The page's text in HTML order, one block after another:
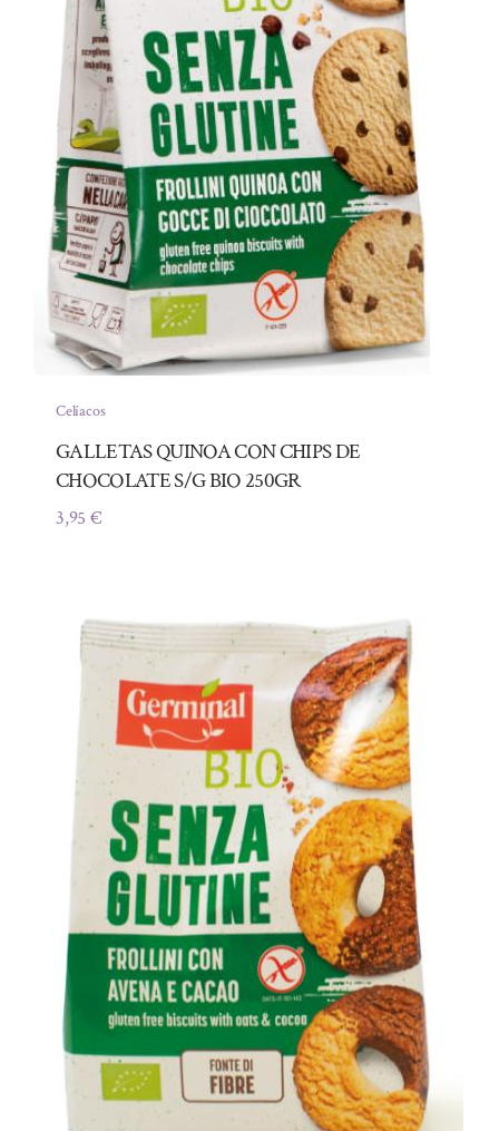
Celíacos
GALLETAS QUINOA CON CHIPS DE
CHOCOLATE S/G BIO 250GR
3,95€